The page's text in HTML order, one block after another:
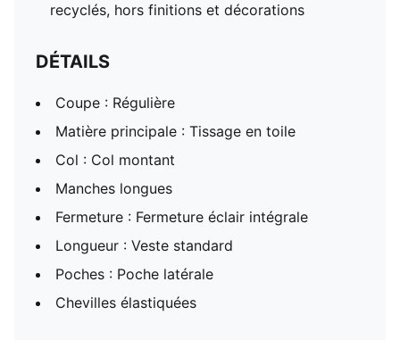
recyclés, hors finitions et décorations
DÉTAILS
Coupe : Régulière
Matière principale : Tissage en toile
Col : Col montant
Manches longues
Fermeture : Fermeture éclair intégrale
Longueur : Veste standard
Poches : Poche latérale
Chevilles élastiquées